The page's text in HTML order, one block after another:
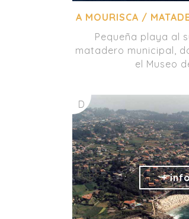
A MOURISCA /
Pequeña playa al
matadero municipal,
el Museo
D